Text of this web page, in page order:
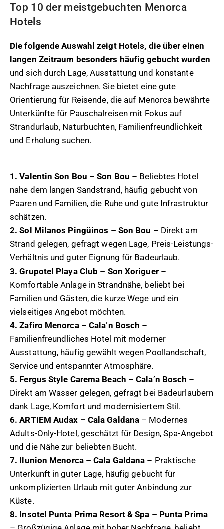
Top 10 der meistgebuchten Menorca
Hotels
Die folgende Auswahl zeigt Hotels, die über einen
langen Zeitraum besonders häufig gebucht wurden
und sich durch Lage, Ausstattung und konstante
Nachfrage auszeichnen. Sie bietet eine gute
Orientierung für Reisende, die auf Menorca bewährte
Unterkünfte für Pauschalreisen mit Fokus auf
Strandurlaub, Naturbuchten, Familienfreundlichkeit
und Erholung suchen.
1. Valentin Son Bou – Son Bou – Beliebtes Hotel
nahe dem langen Sandstrand, häufig gebucht von
Paaren und Familien, die Ruhe und gute Infrastruktur
schätzen.
2. Sol Milanos Pingüinos – Son Bou – Direkt am
Strand gelegen, gefragt wegen Lage, Preis-Leistungs-
Verhältnis und guter Eignung für Badeurlaub.
3. Grupotel Playa Club – Son Xoriguer–
Komfortable Anlage in Strandnähe, beliebt bei
Familien und Gästen, die kurze Wege und ein
vielseitiges Angebot möchten.
4. Zafiro Menorca – Cala’n Bosch –
Familienfreundliches Hotel mit moderner
Ausstattung, häufig gewählt wegen Poollandschaft,
Service und entspannter Atmosphäre.
5. Fergus Style Carema Beach – Cala’n Bosch –
Direkt am Wasser gelegen, gefragt bei Badeurlaubern
dank Lage, Komfort und modernisiertem Stil.
6. ARTIEM Audax – Cala Galdana – Modernes
Adults-Only-Hotel, geschätzt für Design, Spa-Angebot
und die Nähe zur beliebten Bucht.
7. Ilunion Menorca – Cala Galdana – Praktische
Unterkunft in guter Lage, häufig gebucht für
unkomplizierten Urlaub mit guter Anbindung zur
Küste.
8. Insotel Punta Prima Resort & Spa – Punta Prima